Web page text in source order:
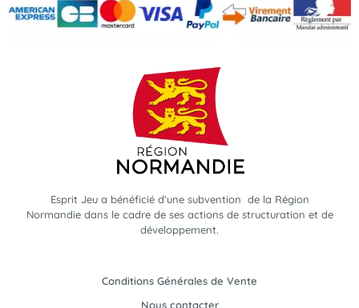
Esprit Jeu a bénéficié d'une subvention de la Région
Normandie dans le cadre de ses actions de structuration et de
développement.
Conditions Générales de Vente
Nous contacter